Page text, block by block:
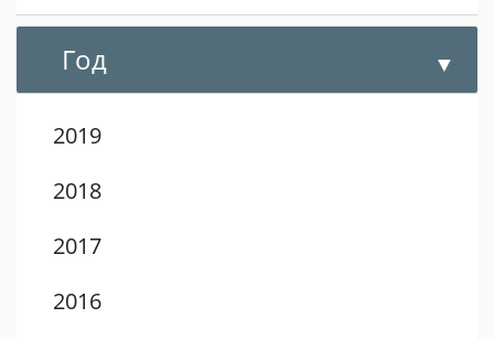
Год
2019
2018
2017
2016